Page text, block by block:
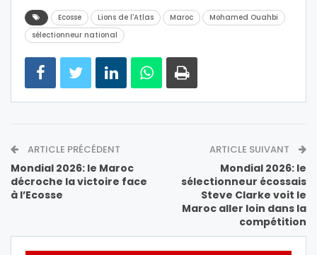
Ecosse Lions de l'Atlas Maroc
Mohamed Ouahbi
sélectionneur national
ARTICLE PRÉCÉDENT
Mondial 2026: le Maroc
décroche la victoire face
à l’Ecosse
ARTICLE SUIVANT
Mondial 2026: le
sélectionneur écossais
Steve Clarke voit le
Maroc aller loin dans la
compétition